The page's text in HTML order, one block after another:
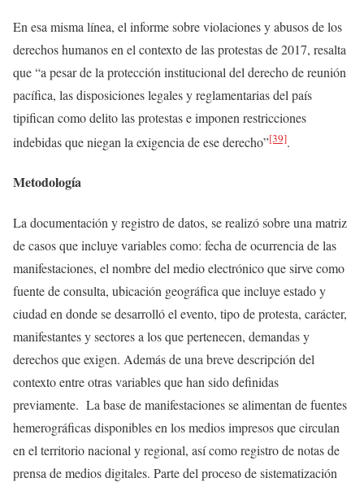
En esa misma línea, el informe sobre violaciones y abusos de los
derechos humanos en el contexto de las protestas de 2017, resalta
que “a pesar de la protección institucional del derecho de reunión
pacífica, las disposiciones legales y reglamentarias del país
tipifican como delito las protestas e imponen restricciones
indebidas que niegan la exigencia de ese derecho”[39].
Metodología
La documentación y registro de datos, se realizó sobre una matriz
de casos que incluye variables como: fecha de ocurrencia de las
manifestaciones, el nombre del medio electrónico que sirve como
fuente de consulta, ubicación geográfica que incluye estado y
ciudad en donde se desarrolló el evento, tipo de protesta, carácter,
manifestantes y sectores a los que pertenecen, demandas y
derechos que exigen. Además de una breve descripción del
contexto entre otras variables que han sido definidas
previamente. La base de manifestaciones se alimentan de fuentes
hemerográficas disponibles en los medios impresos que circulan
en el territorio nacional y regional, así como registro de notas de
prensa de medios digitales. Parte del proceso de sistematización